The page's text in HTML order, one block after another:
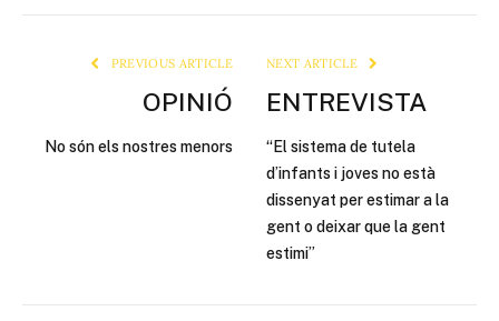
PREVIOUS ARTICLE
OPINIÓ
No són els nostres menors
NEXT ARTICLE
ENTREVISTA
“El sistema de tutela
d’infants i joves no està
dissenyat per estimar a la
gent o deixar que la gent
estimi”